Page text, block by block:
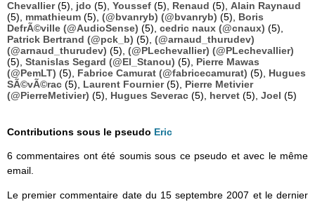
Chevallier(5), jdo (5), Youssef (5), Renaud (5), Alain Raynaud
(5), mmathieum (5), (@bvanryb) (@bvanryb) (5), Boris
DefrÃ©ville (@AudioSense) (5), cedric naux (@cnaux) (5),
Patrick Bertrand (@pck_b) (5), (@arnaud_thurudev)
(@arnaud_thurudev) (5), (@PLechevallier) (@PLechevallier)
(5), Stanislas Segard (@El_Stanou) (5), Pierre Mawas
(@PemLT) (5), Fabrice Camurat (@fabricecamurat) (5), Hugues
SÃ©vÃ©rac (5), Laurent Fournier(5), Pierre Metivier
(@PierreMetivier) (5), Hugues Severac (5), hervet (5), Joel (5)
Contributions sous le pseudo Eric
6 commentaires ont été soumis sous ce pseudo et avec le même
email.
Le premier commentaire date du 15 septembre 2007 et le dernier